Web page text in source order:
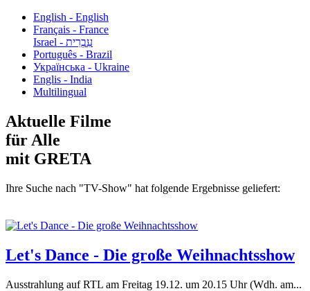
English - English
Français - France
עִבְרִית - Israel
Português - Brazil
Українська - Ukraine
Englis - India
Multilingual
Aktuelle Filme
für Alle
mit GRETA
Ihre Suche nach "TV-Show" hat folgende Ergebnisse geliefert:
Let's Dance - Die große Weihnachtsshow
Ausstrahlung auf RTL am Freitag 19.12. um 20.15 Uhr (Wdh. am...